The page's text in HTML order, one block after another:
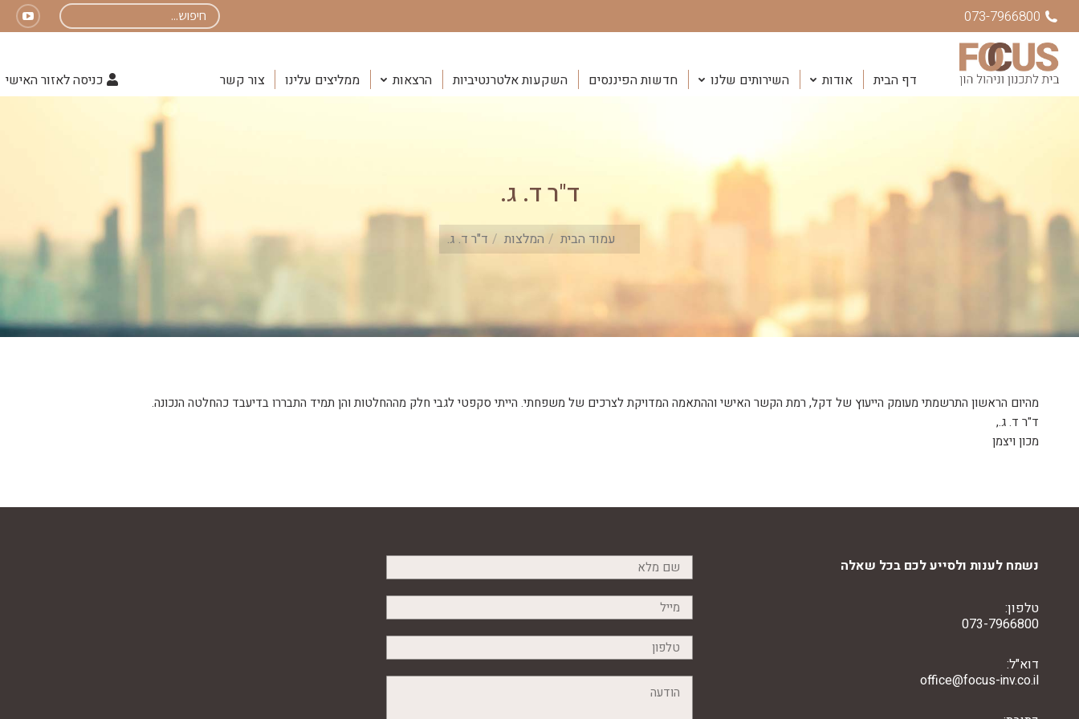
073-7966800
Search:
in
כניסה לאזור האישי דף הבית אודות השירותים שלנו חדשות הפיננסים השקעות אלטרנטיביות הרצאות ממליצים עלינו צור קשר
ד"ר ד. ג.
עמוד הבית המלצות ד"ר ד. ג.
מהיום הראשון התרשמתי מעומק הייעוץ של דקל, רמת הקשר האישי וההתאמה המדויקת לצרכים של משפחתי. הייתי סקפטי לגבי חלק מההחלטות והן תמיד התבררו בדיעבד כהחלטה הנכונה.
ד"ר ד. ג.,
מכון ויצמן
נשמח לענות ולסייע לכם בכל שאלה
טלפון:
073-7966800
דוא"ל:
office@focus-inv.co.il